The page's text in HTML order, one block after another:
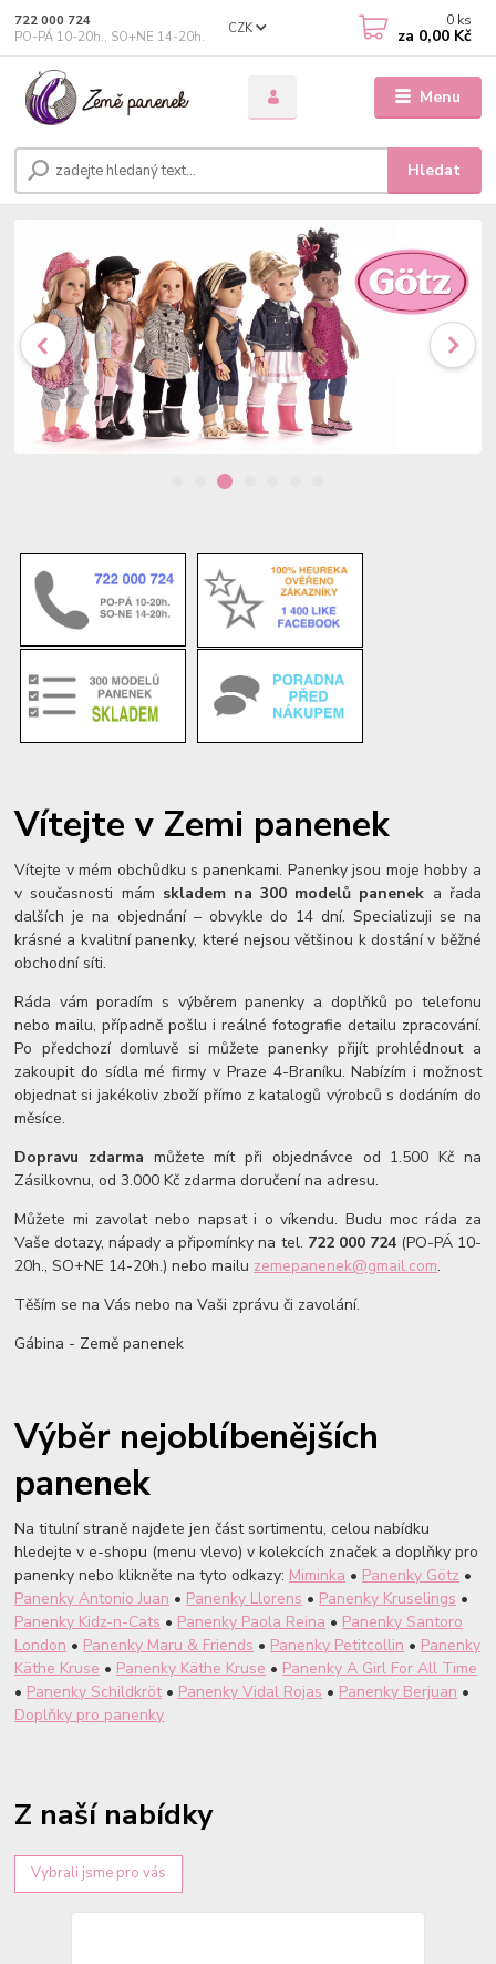
Menu
CZK
Hledat
722 000 724
PO-PÁ 10-20h., SO+NE 14-20h.
0 ks
za 0,00 Kč
Vítejte v Zemi panenek
Vítejte v mém obchůdku s panenkami. Panenky jsou moje hobby a
v současnosti mám skladem na 300 modelů panenek a řada
dalších je na objednání – obvykle do 14 dní. Specializuji se na
krásné a kvalitní panenky, které nejsou většinou k dostání v běžné
obchodní síti.
Ráda vám poradím s výběrem panenky a doplňků po telefonu
nebo mailu, případně pošlu i reálné fotografie detailu zpracování.
Po předchozí domluvě si můžete panenky přijít prohlédnout a
zakoupit do sídla mé firmy v Praze 4-Braníku. Nabízím i možnost
objednat si jakékoliv zboží přímo z katalogů výrobců s dodáním do
měsíce.
Dopravu zdarma můžete mít při objednávce od 1.500 Kč na
Zásilkovnu, od 3.000 Kč zdarma doručení na adresu.
Můžete mi zavolat nebo napsat i o víkendu. Budu moc ráda za
Vaše dotazy, nápady a připomínky na tel. 722 000 724(PO-PÁ 10-
20h., SO+NE 14-20h.) nebo mailu zemepanenek@gmail.com.
Těším se na Vás nebo na Vaši zprávu či zavolání.
Gábina - Země panenek
Výběr nejoblíbenějších
panenek
Na titulní straně najdete jen část sortimentu, celou nabídku
hledejte v e-shopu (menu vlevo) v kolekcích značek a doplňky pro
panenky nebo klikněte na tyto odkazy: Miminka • Panenky Götz •
Panenky Antonio Juan • Panenky Llorens • Panenky Kruselings •
Panenky Kidz-n-Cats • Panenky Paola Reina • Panenky Santoro
London • Panenky Maru & Friends • Panenky Petitcollin • Panenky
Käthe Kruse • Panenky Käthe Kruse • Panenky A Girl For All Time
• Panenky Schildkröt• Panenky Vidal Rojas • Panenky Berjuan •
Doplňky pro panenky
Z naší nabídky
Vybrali jsme pro vás